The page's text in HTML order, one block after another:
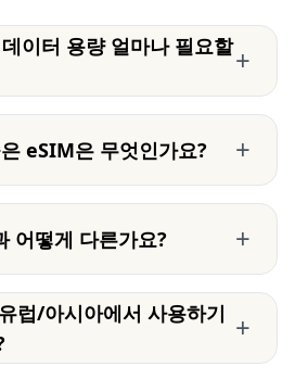
이터 용량 얼마나 필요할+
eSIM은 무엇인가요? +
어떻게 다른가요? +
럽/아시아에서 사용하기 +